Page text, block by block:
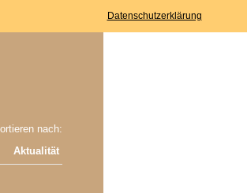
nach:
Aktualität
Datenschutzerklärung